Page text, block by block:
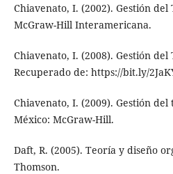
Chiavenato, I. (2002). Gestión
McGraw-Hill Interamericana.
Chiavenato, I. (2008). Gestión
Recuperado de: https://bit.ly/
Chiavenato, I. (2009). Gestión
México: McGraw-Hill.
Daft, R. (2005). Teoría y diseño
Thomson.